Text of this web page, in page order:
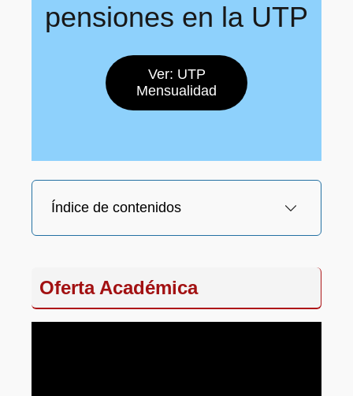
pensiones en la UTP
Ver: UTP
Mensualidad
Índice de contenidos
Oferta Académica